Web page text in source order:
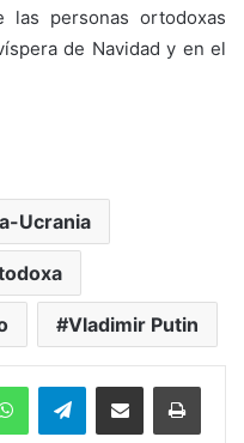
personas ortodoxas
de Navidad y en el
Ucrania
Vladimir Putin
WhatsAppTelegramCompartir por correo electrónico